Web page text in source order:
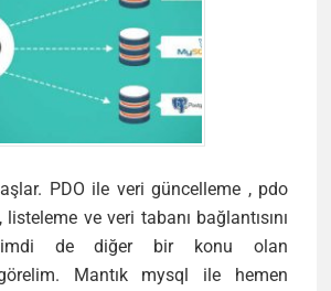
PDO ile veri güncelleme , pdo
ve veri tabanı bağlantısını
de diğer bir konu olan
Mantık mysql ile hemen